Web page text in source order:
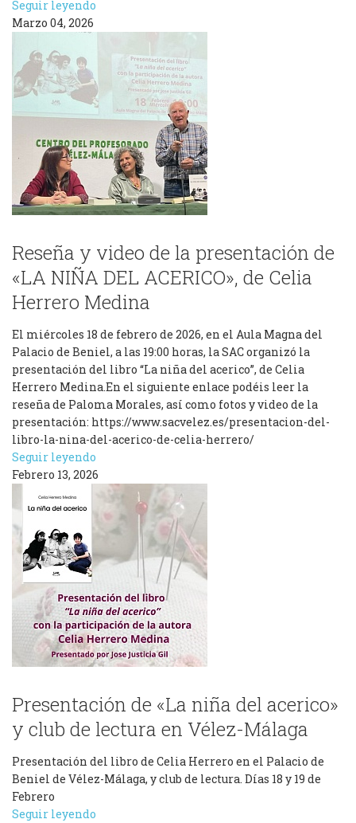
Seguir leyendo
Marzo 04, 2026
Reseña y video de la presentación de
«LA NIÑA DEL ACERICO», de Celia
Herrero Medina
El miércoles 18 de febrero de 2026, en el Aula Magna del
Palacio de Beniel, a las 19:00 horas, la SAC organizó la
presentación del libro “La niña del acerico”, de Celia
Herrero Medina.En el siguiente enlace podéis leer la
reseña de Paloma Morales, así como fotos y video de la
presentación: https://www.sacvelez.es/presentacion-del-
libro-la-nina-del-acerico-de-celia-herrero/
Seguir leyendo
Febrero 13, 2026
Presentación de «La niña del acerico»
y club de lectura en Vélez-Málaga
Presentación del libro de Celia Herrero en el Palacio de
Beniel de Vélez-Málaga, y club de lectura. Días 18 y 19 de
Febrero
Seguir leyendo